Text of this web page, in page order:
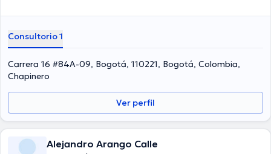
Consultorio 1
Carrera 16 #84A-09, Bogotá, 110221, Bogotá, Colombia,
Chapinero
Ver perfil
Alejandro Arango Calle